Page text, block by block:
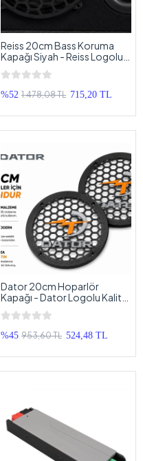
Reiss 20cm Bass Koruma
Kapağı Siyah - Reiss Logolu
Subwoofer Koruma Kapağı
20cm - 1 Adet
%52 1.478,08 TL 715,20 TL
Dator 20cm Hoparlör
Kapağı - Dator Logolu Kaliteli
Plastik Midrange Hoparlör
Kapak 20 cm - 2 Adet
%45 953,60 TL 524,48 TL